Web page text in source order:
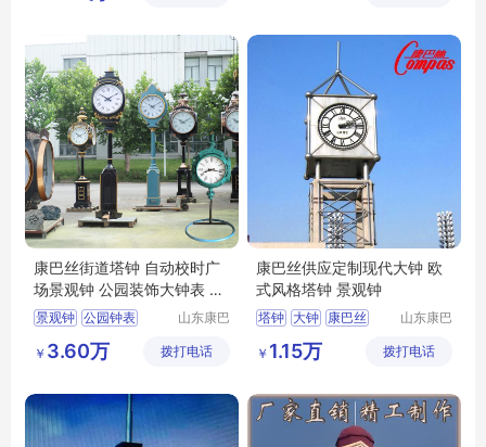
康巴丝街道塔钟 自动校时广
场景观钟 公园装饰大钟表 花
钟
景观钟 公园钟表
山东康巴
限公司
￥ 3.60万 拨打电话
康巴丝供应定制现代大钟 欧
式风格塔钟 景观钟
塔钟 大钟 康巴丝
山东康巴
限公司
￥ 1.15万 拨打电话